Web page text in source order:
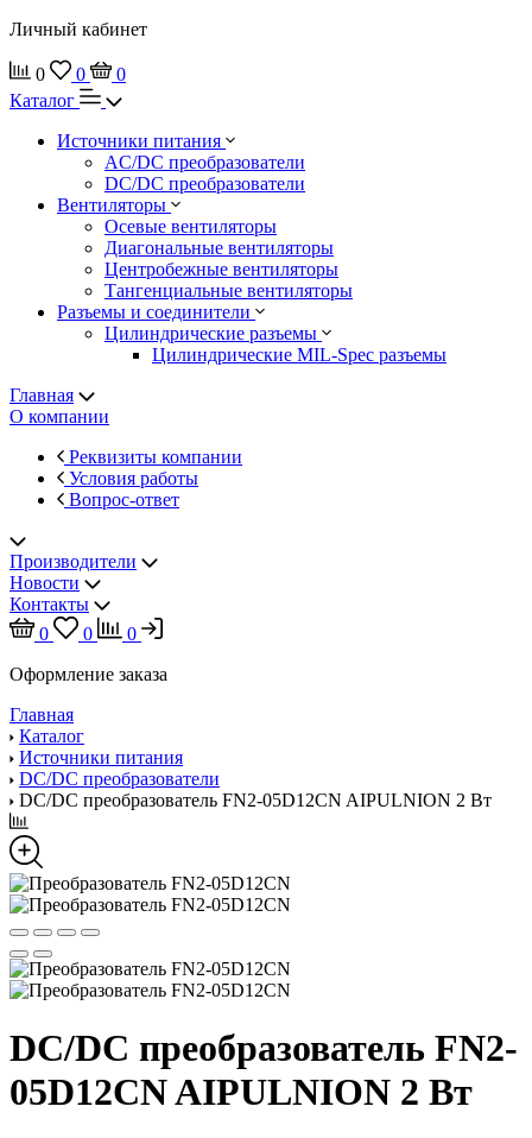
Личный кабинет
0 0
0
Каталог
Источники питания
AC/DC преобразователи
DC/DC преобразователи
Вентиляторы
Осевые вентиляторы
Диагональные вентиляторы
Центробежные вентиляторы
Тангенциальные вентиляторы
Разъемы и соединители
Цилиндрические разъемы
Цилиндрические MIL-Spec разъемы
Главная
О компании
Реквизиты компании
Условия работы
Вопрос-ответ
Производители
Новости
Контакты
0
0
0
Оформление заказа
Главная
Каталог
Источники питания
DC/DC преобразователи
DC/DC преобразователь FN2-05D12CN AIPULNION 2 Вт
DC/DC преобразователь FN2-
05D12CN AIPULNION 2 Вт